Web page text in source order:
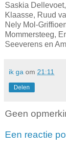
Saskia
Klaasse, Ruud
Nely Mol-
Mommersteeg,
Seeverens en
ik ga om 21:11
Delen
Geen
Een reactie